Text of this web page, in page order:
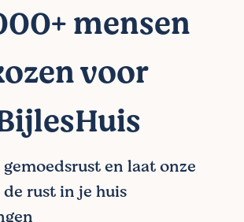
mensen
voor
en laat onze
rust in je huis